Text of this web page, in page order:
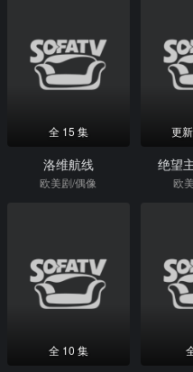
全 15 集
洛维航线
欧美剧/偶像
更
绝望
欧
全 10 集